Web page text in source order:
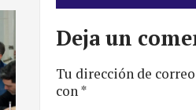
Deja un
Tu dirección de
con*